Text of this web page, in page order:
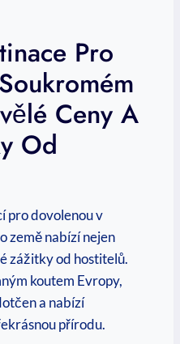
Pro
Ceny A
Od
pro ⁣dovolenou v
země nabízí nejen
zážitky ‌od⁤ hostitelů.
koutem Evropy,
a‌ nabízí
přírodu.